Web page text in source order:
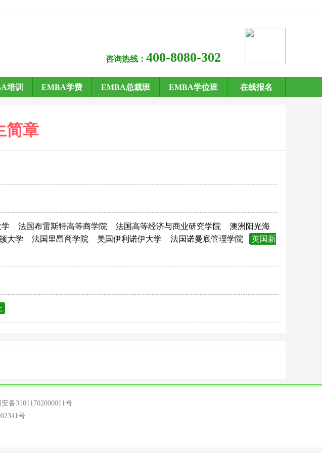
咨询热线： 400-8080-302
培训 EMBA学费 EMBA总裁班 EMBA学位班 在线报名
简章
法国布雷斯特高等商学院 法国高等经济与商业研究学院
澳洲阳光海
大学 法国里昂商学院 美国伊利诺伊大学 法国诺曼底管理学院
英国新
备31011702000011号
号